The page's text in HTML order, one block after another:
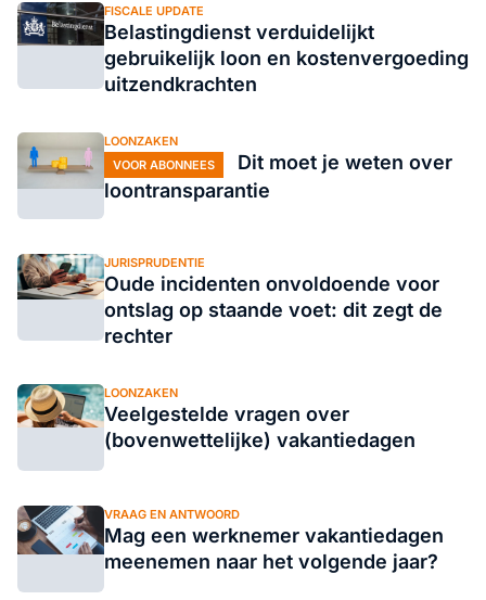
FISCALE UPDATE
Belastingdienst verduidelijkt
gebruikelijk loon en kostenvergoeding
uitzendkrachten
LOONZAKEN
VOOR ABONNEES
Dit moet je weten over
loontransparantie
JURISPRUDENTIE
Oude incidenten onvoldoende voor
ontslag op staande voet: dit zegt de
rechter
LOONZAKEN
Veelgestelde vragen over
(bovenwettelijke) vakantiedagen
VRAAG EN ANTWOORD
Mag een werknemer vakantiedagen
meenemen naar het volgende jaar?